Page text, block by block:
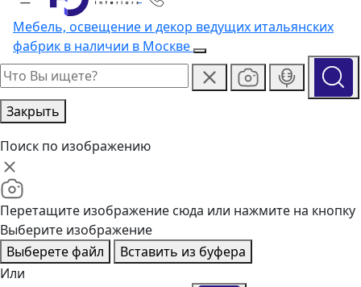
Мебель, освещение и декор ведущих итальянских
фабрик в наличии в Москве
Закрыть
Поиск по изображению
Перетащите изображение сюда или нажмите на кнопку
Выберите изображение
Выберете файл
Вставить из буфера
Или